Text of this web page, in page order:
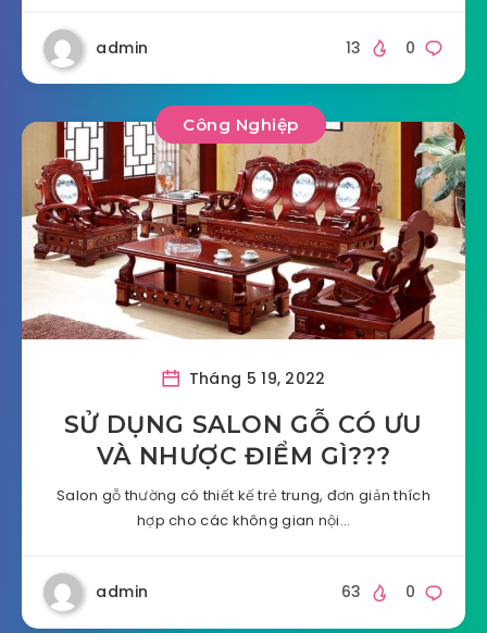
admin 0
13
Công Nghiệp
Tháng 5 19, 2022
SỬ DỤNG SALON GỖ CÓ ƯU
VÀ NHƯỢC ĐIỂM GÌ???
Salon gỗ thường có thiết kế trẻ trung, đơn giản thích
hợp cho các không gian nội…
admin 0
63